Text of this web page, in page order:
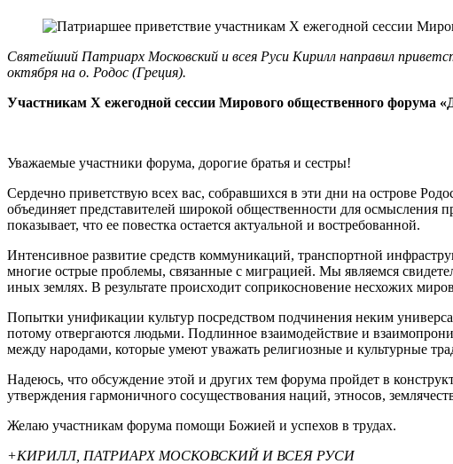
Святейший Патриарх Московский и всея Руси Кирилл направил
октября на о. Родос (Греция).
Участникам X ежегодной сессии Мирового общественного форума
Уважаемые участники форума, дорогие братья и сестры!
Сердечно приветствую всех вас, собравшихся в эти дни на острове
объединяет представителей широкой общественности для осмысления
показывает, что ее повестка остается актуальной и востребованной.
Интенсивное развитие средств коммуникаций, транспортной
многие острые проблемы, связанные с миграцией. Мы являемся
иных землях. В результате происходит соприкосновение несхожих
Попытки унификации культур посредством подчинения неким
потому отвергаются людьми. Подлинное взаимодействие и
между народами, которые умеют уважать религиозные и культурные
Надеюсь, что обсуждение этой и других тем форума пройдет в
утверждения гармоничного сосуществования наций, этносов,
Желаю участникам форума помощи Божией и успехов в трудах.
+КИРИЛЛ, ПАТРИАРХ МОСКОВСКИЙ И ВСЕЯ РУСИ